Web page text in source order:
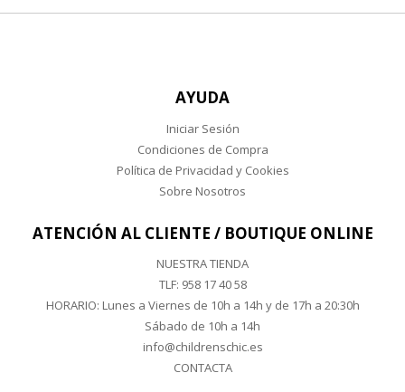
AYUDA
Iniciar Sesión
Condiciones de Compra
Política de Privacidad y Cookies
Sobre Nosotros
ATENCIÓN AL CLIENTE / BOUTIQUE ONLINE
NUESTRA TIENDA
TLF: 958 17 40 58
HORARIO: Lunes a Viernes de 10h a 14h y de 17h a 20:30h
Sábado de 10h a 14h
info@childrenschic.es
CONTACTA